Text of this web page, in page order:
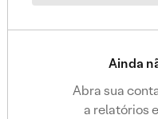
Ainda
Abra sua
a relatórios